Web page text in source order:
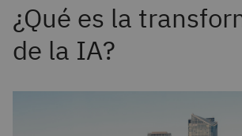
¿Qué es la
de la IA?